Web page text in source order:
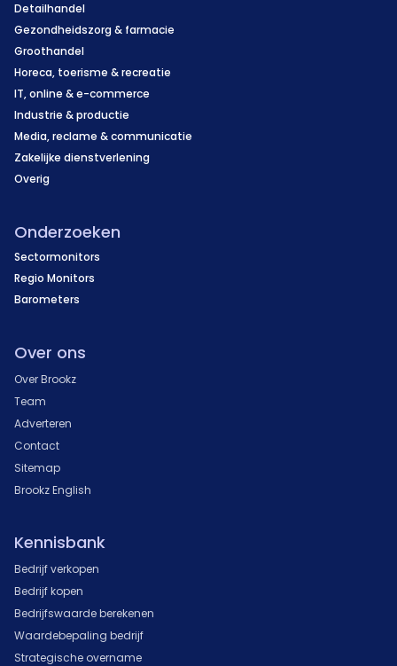
Detailhandel
Gezondheidszorg & farmacie
Groothandel
Horeca, toerisme & recreatie
IT, online & e-commerce
Industrie & productie
Media, reclame & communicatie
Zakelijke dienstverlening
Overig
Onderzoeken
Sectormonitors
Regio Monitors
Barometers
Over ons
Over Brookz
Team
Adverteren
Contact
Sitemap
Brookz English
Kennisbank
Bedrijf verkopen
Bedrijf kopen
Bedrijfswaarde berekenen
Waardebepaling bedrijf
Strategische overname